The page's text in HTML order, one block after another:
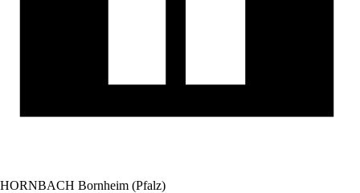
HORNBACH Bornheim (Pfalz)